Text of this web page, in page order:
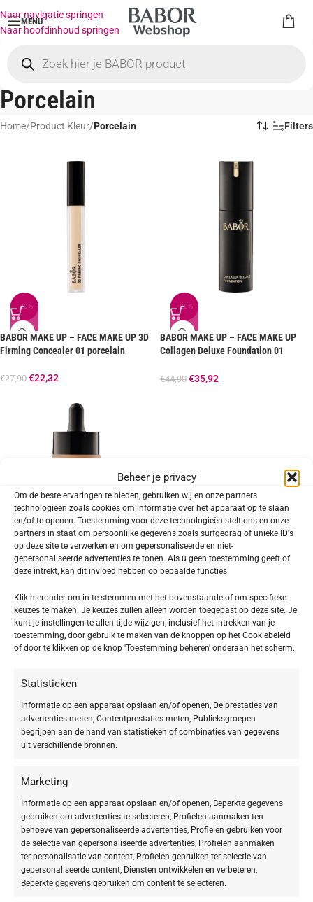
Beheer je privacy
Om de beste ervaringen te bieden, gebruiken wij en onze partners
technologieën zoals cookies om informatie over het apparaat op te slaan
en/of te openen. Toestemming voor deze technologieën stelt ons en onze
partners in staat om persoonlijke gegevens zoals surfgedrag of unieke ID's
op deze site te verwerken en om gepersonaliseerde en niet-
gepersonaliseerde advertenties te tonen. Als u geen toestemming geeft of
deze intrekt, kan dit invloed hebben op bepaalde functies.
Klik hieronder om in te stemmen met het bovenstaande of om specifieke
keuzes te maken. Je keuzes zullen alleen worden toegepast op deze site. Je
kunt je instellingen te allen tijde wijzigen, inclusief het intrekken van je
toestemming, door gebruik te maken van de knoppen op het Cookiebeleid
of door te klikken op de knop 'Toestemming beheren' onderaan het scherm.
Statistieken
Informatie op een apparaat opslaan en/of openen, De prestaties van
advertenties meten, Contentprestaties meten, Publieksgroepen
begrijpen aan de hand van statistieken of combinaties van gegevens
uit verschillende bronnen.
Marketing
Informatie op een apparaat opslaan en/of openen, Beperkte gegevens
gebruiken om advertenties te selecteren, Profielen aanmaken ten
behoeve van gepersonaliseerde advertenties, Profielen gebruiken voor
de selectie van gepersonaliseerde advertenties, Profielen aanmaken
ter personalisatie van content, Profielen gebruiken ter selectie van
gepersonaliseerde content, Diensten ontwikkelen en verbeteren,
Beperkte gegevens gebruiken om content te selecteren.
Naar navigatie springen
Naar hoofdinhoud springen
MENU
Porcelain
SOORT PRODUCT
Make-up
SOORT MAKE-UP
VEGAN
Vegan
Home/Product Kleur/Porcelain Filters
-20%
BABOR MAKE UP – FACE MAKE UP 3D
Firming Concealer 01 porcelain
€27,90 €22,32
-20%
BABOR MAKE UP – FACE MAKE UP
Collagen Deluxe Foundation 01
€44,90 €35,92
-20%
Hydra Liquid Foundation 04 porcelain
39,90 €31,92